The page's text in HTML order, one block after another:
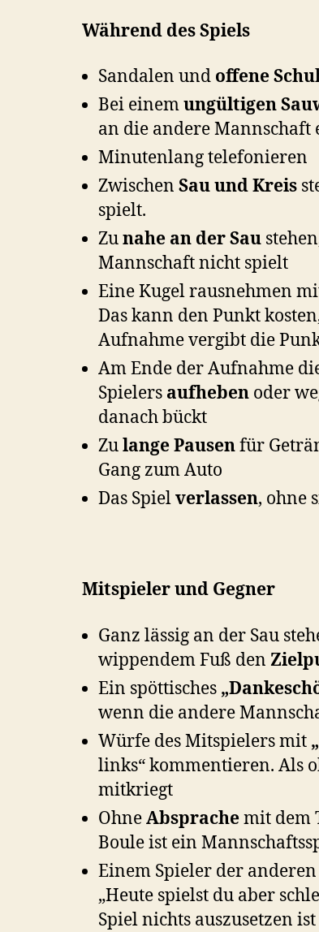
Während des Spiels
Sandalen und offene
Bei einemungültigen
an die andere
Minutenlang telefonieren
Zwischen Sau und Kreis
spielt.
Zunahe an der Sau
Mannschaft nicht spielt
Eine Kugel rausnehmen
Das kann den Punkt
Aufnahme vergibt die
Am Ende der Aufnahme
Spielers aufheben oder
danach bückt
Zulange Pausenfür
Gang zum Auto
Das Spielverlassen, ohne
Mitspieler und Gegner
Ganz lässig an der Sau
wippendem Fuß den
Ein spöttisches
wenn die andere
Würfe des Mitspielers mit
links“ kommentieren. Als
mitkriegt
OhneAbsprachemit dem
Boule ist ein
Einem Spieler der
„Heute spielst du aber
Spiel nichts auszusetzen ist